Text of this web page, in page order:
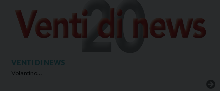
VENTI DI NEWS
Volantino…